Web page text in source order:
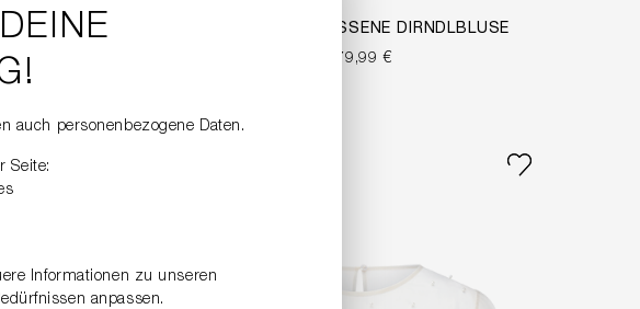
HOCHGESCHLOSSENE DIRNDLBLUSE
179,99 €
auch personenbezogene Daten.
Seite:
Informationen zu unseren
anpassen.